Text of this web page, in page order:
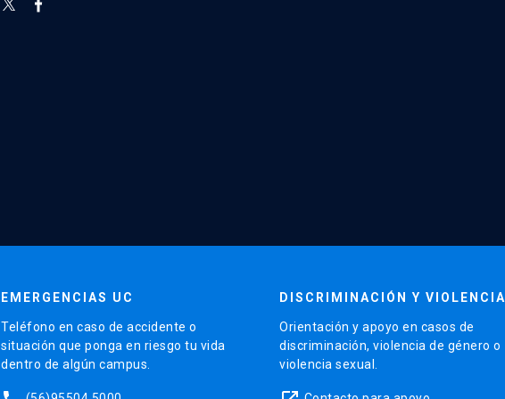
EMERGENCIAS UC
Teléfono en caso de accidente o
situación que ponga en riesgo tu vida
dentro de algún campus.
DISCRIMINACIÓN Y VIOLENCIA
Orientación y apoyo en casos de
discriminación, violencia de género o
violencia sexual.